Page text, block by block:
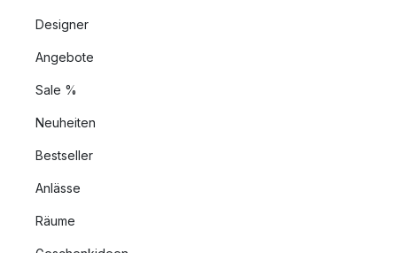
Designer
Angebote
Sale %
Neuheiten
Bestseller
Anlässe
Räume